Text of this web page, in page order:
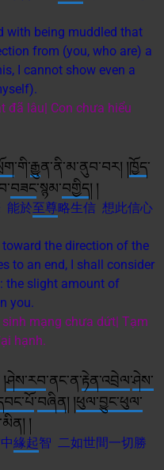
with being muddled that
from (you, who are) a
I cannot show even a
đã lâu| Con chưa hiểu
་གི་རྒྱུན་ནི་མ་ནུབ་བར། །ཁྱོད་
བཟང་སྙམ་བགྱིད། །
能於至尊略生信 想此信心
the direction of the
to an end, I shall consider
the slight amount of
you.
mạng chưa dứt| Tạm
hạnh.
ཤེས་རབ་ནང་ན་རྟེན་འབྲེལ་ཤེས་
་བཞིན། །ཕུལ་བྱུང་ཕུལ་
་མིན། །
緣起智 二如世間一切勝